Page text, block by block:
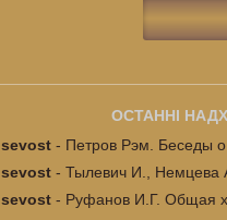
ОСТАННІ
sevost - Петров Рэм. Беседы
sevost -Тылевич И., Немцева
sevost - Руфанов И.Г. Общая